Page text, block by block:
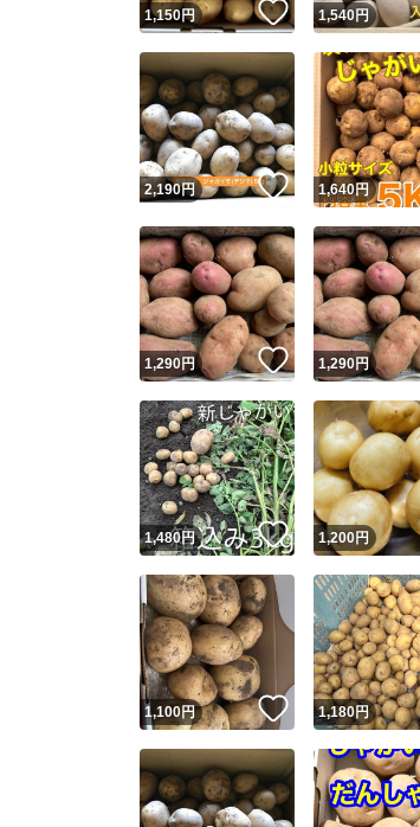
1,150円 いいね！
1,540円
2,190円 いいね！
1,640円
1,290円 いいね！
1,290円
1,480円 いいね！
1,200円
1,100円 いいね！
1,180円